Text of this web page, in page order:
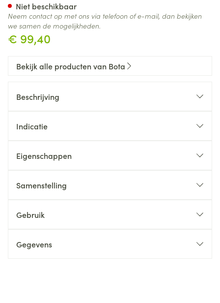
€ 99,40
Niet beschikbaar
Neem contact op met ons via telefoon of e-mail, dan bekijken
we samen de mogelijkheden.
Bekijk alle producten van Bota
Beschrijving
Indicatie
Eigenschappen
Samenstelling
Gebruik
Gegevens